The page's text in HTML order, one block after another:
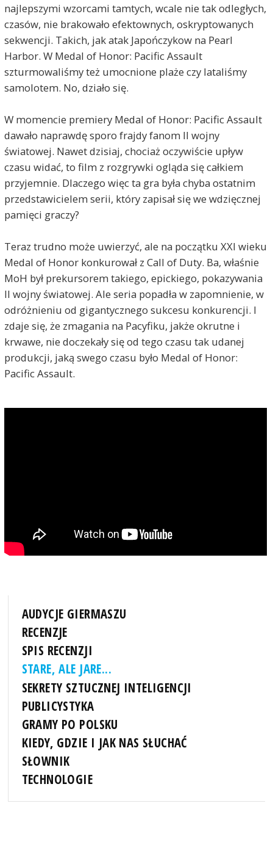
najlepszymi wzorcami tamtych, wcale nie tak odległych,
czasów, nie brakowało efektownych, oskryptowanych
sekwencji. Takich, jak atak Japończykow na Pearl
Harbor. W Medal of Honor: Pacific Assault
szturmowaliśmy też umocnione plaże czy lataliśmy
samolotem. No, działo się.
W momencie premiery Medal of Honor: Pacific Assault
dawało naprawdę sporo frajdy fanom II wojny
światowej. Nawet dzisiaj, chociaż oczywiście upływ
czasu widać, to film z rozgrywki ogląda się całkiem
przyjemnie. Dlaczego więc ta gra była chyba ostatnim
przedstawicielem serii, który zapisał się we wdzięcznej
pamięci graczy?
Teraz trudno może uwierzyć, ale na początku XXI wieku
Medal of Honor konkurował z Call of Duty. Ba, właśnie
MoH był prekursorem takiego, epickiego, pokazywania
II wojny światowej. Ale seria popadła w zapomnienie, w
odróżnieniu od gigantycznego sukcesu konkurencji. I
zdaje się, że zmagania na Pacyfiku, jakże okrutne i
krwawe, nie doczekały się od tego czasu tak udanej
produkcji, jaką swego czasu było Medal of Honor:
Pacific Assault.
AUDYCJE GIERMASZU
RECENZJE
SPIS RECENZJI
STARE, ALE JARE...
SEKRETY SZTUCZNEJ INTELIGENCJI
PUBLICYSTYKA
GRAMY PO POLSKU
KIEDY, GDZIE I JAK NAS SŁUCHAĆ
SŁOWNIK
TECHNOLOGIE